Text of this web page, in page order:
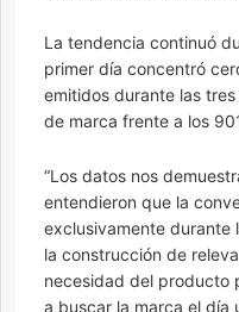
La tendencia continuó
primer día concentró
emitidos durante las
de marca frente a los
“Los datos nos
entendieron que la
exclusivamente durante
la construcción de
necesidad del producto
a buscar la marca el día